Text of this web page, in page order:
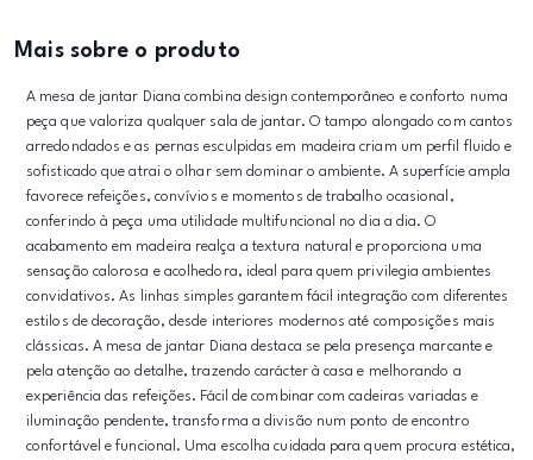
Mais sobre o produto
A mesa de jantar Diana combina design contemporâneo e conforto numa
peça que valoriza qualquer sala de jantar. O tampo alongado com cantos
arredondados e as pernas esculpidas em madeira criam um perfil fluido e
sofisticado que atrai o olhar sem dominar o ambiente. A superfície ampla
favorece refeições, convívios e momentos de trabalho ocasional,
conferindo à peça uma utilidade multifuncional no dia a dia. O
acabamento em madeira realça a textura natural e proporciona uma
sensação calorosa e acolhedora, ideal para quem privilegia ambientes
convidativos. As linhas simples garantem fácil integração com diferentes
estilos de decoração, desde interiores modernos até composições mais
clássicas. A mesa de jantar Diana destaca se pela presença marcante e
pela atenção ao detalhe, trazendo carácter à casa e melhorando a
experiência das refeições. Fácil de combinar com cadeiras variadas e
iluminação pendente, transforma a divisão num ponto de encontro
confortável e funcional. Uma escolha cuidada para quem procura estética,